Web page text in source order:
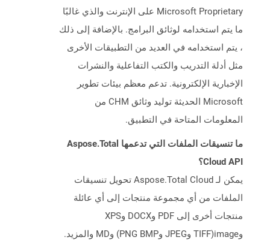
Microsoft Proprietary على الإنترنت والذي غالبًا
ما يتم استخدامه لوثائق البرامج. بالإضافة إلى ذلك
، يتم استخدامه في العديد من التطبيقات الأخرى
مثل أدلة التدريب والكتب التفاعلية والنشرات
الإخبارية الإلكترونية. تدعم معظم بيئات تطوير
Microsoft الحديثة توليد وثائق CHM من
المعلومات المتاحة في التطبيق.
ما تنسيقات الملفات التي تدعمها Aspose.Total
Cloud API؟
يمكن لـ Aspose.Total Cloud تحويل تنسيقات
الملفات من أي مجموعة منتجات إلى أي عائلة
منتجات أخرى إلى PDF وDOCX وXPS
وimage(TIFF وJPEG وPNG BMP) وMD والمزيد.